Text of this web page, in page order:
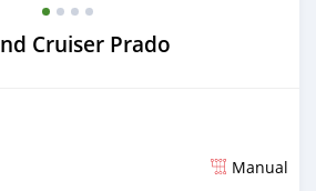
Cruiser Prado
Manual